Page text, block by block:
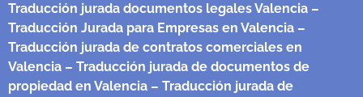
Traducción jurada documentos legales Valencia –
Traducción Jurada para Empresas en Valencia –
Traducción jurada de contratos comerciales en
Valencia – Traducción jurada de documentos de
propiedad en Valencia – Traducción jurada de